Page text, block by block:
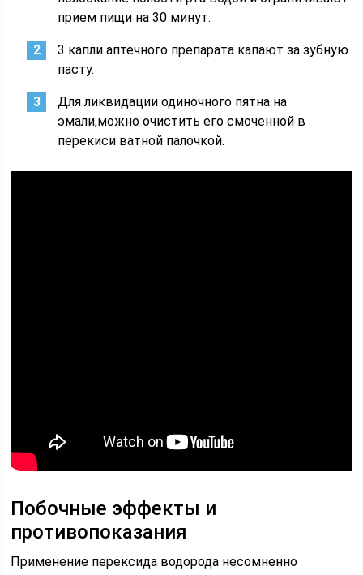
прием пищи на 30 минут.
3 капли аптечного препарата капают за зубную
пасту.
Для ликвидации одиночного пятна на
эмали,можно очистить его смоченной в
перекиси ватной палочкой.
Побочные эффекты и
противопоказания
Применение перексида водорода несомненно